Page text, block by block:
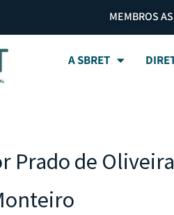
MEMBROS
A SBRET
Prado de Oliveira